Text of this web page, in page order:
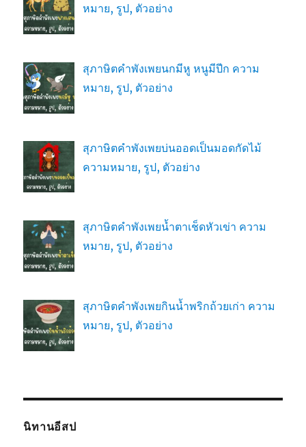
หมาย, รูป, ตัวอย่าง
สุภาษิตคำพังเพยนกมีหู หนูมีปีก ความ
หมาย, รูป, ตัวอย่าง
สุภาษิตคำพังเพยบ่นออดเป็นมอดกัดไม้
ความหมาย, รูป, ตัวอย่าง
สุภาษิตคำพังเพยน้ำตาเช็ดหัวเข่า ความ
หมาย, รูป, ตัวอย่าง
สุภาษิตคำพังเพยกินน้ำพริกถ้วยเก่า ความ
หมาย, รูป, ตัวอย่าง
นิทานอีสป